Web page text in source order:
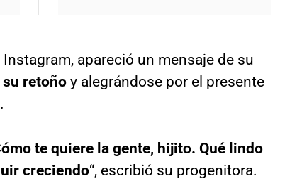
apareció un mensaje de su
su retoño y alegrándose por el presente
te quiere la gente, hijito. Qué lindo
creciendo“, escribió su progenitora.